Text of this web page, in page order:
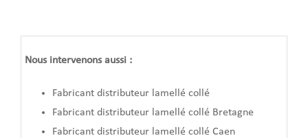
Nous intervenons aussi :
Fabricant distributeur lamellé collé
Fabricant distributeur lamellé collé Bretagne
Fabricant distributeur lamellé collé Caen